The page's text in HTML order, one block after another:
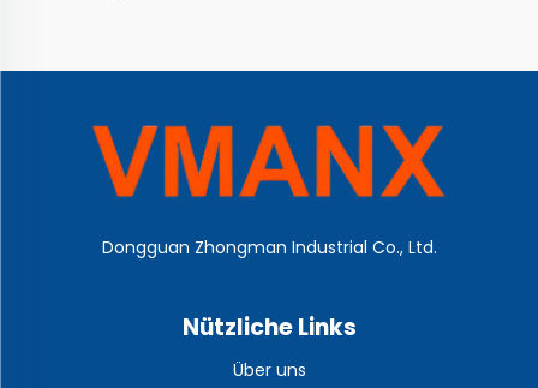
Dongguan Zhongman Industrial Co., Ltd.
Nützliche Links
Über uns